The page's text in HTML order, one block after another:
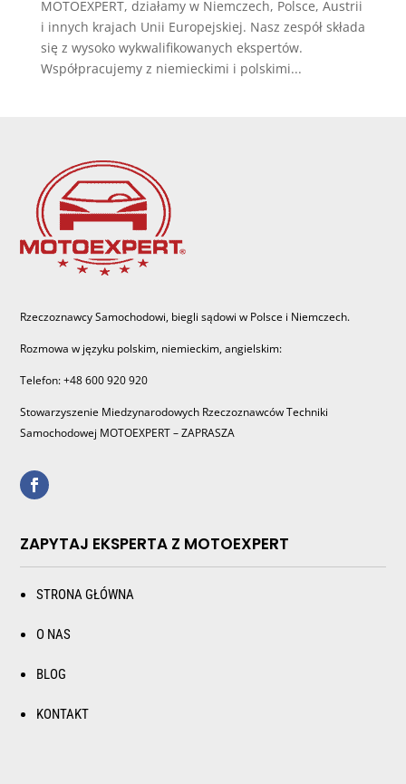
MOTOEXPERT, działamy w Niemczech, Polsce, Austrii
i innych krajach Unii Europejskiej. Nasz zespół składa
się z wysoko wykwalifikowanych ekspertów.
Współpracujemy z niemieckimi i polskimi...
Rzeczoznawcy Samochodowi, biegli sądowi w Polsce i Niemczech.
Rozmowa w języku polskim, niemieckim, angielskim:
Telefon: +48 600 920 920
Stowarzyszenie Miedzynarodowych Rzeczoznawców Techniki
Samochodowej MOTOEXPERT – ZAPRASZA
ZAPYTAJ EKSPERTA Z MOTOEXPERT
STRONA GŁÓWNA
O NAS
BLOG
KONTAKT